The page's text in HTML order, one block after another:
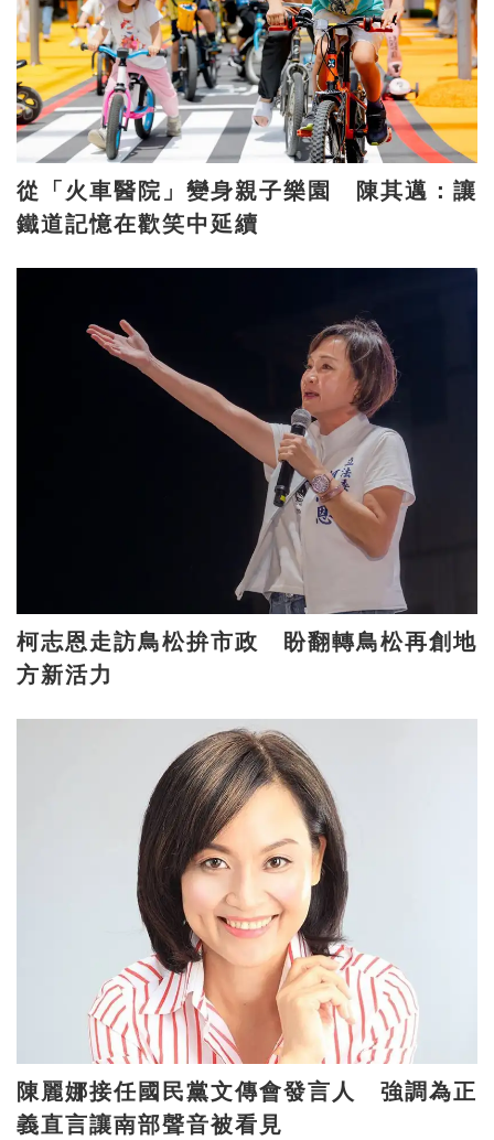
從「火車醫院」變身親子樂園 陳其邁：讓
鐵道記憶在歡笑中延續
柯志恩走訪鳥松拚市政 盼翻轉鳥松再創地
方新活力
陳麗娜接任國民黨文傳會發言人 強調為正
義直言讓南部聲音被看見